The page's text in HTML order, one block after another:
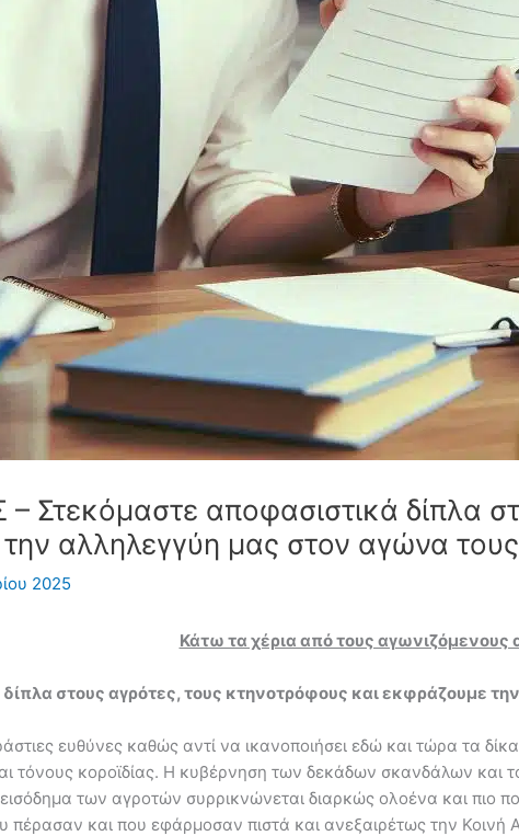
Στεκόμαστε αποφασιστικά δίπλα
αλληλεγγύη μας στον αγώνα
2025
Κάτω τα χέρια από τους αγωνιζόμενους
στους αγρότες, τους κτηνοτρόφους και εκφράζουμε
ευθύνες καθώς αντί να ικανοποιήσει εδώ και τώρα τα
τόνους κοροϊδίας. Η κυβέρνηση των δεκάδων σκανδάλων
των αγροτών συρρικνώνεται διαρκώς ολοένα και πιο
και που εφάρμοσαν πιστά και ανεξαιρέτως την Κοινή